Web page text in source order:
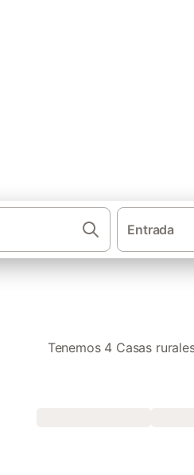
Entrada
Tenemos 4 Casas